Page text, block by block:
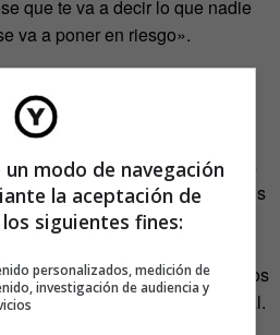
que te va a decir lo que nadie
va a poner en riesgo».
opuritanas
abrir un debate (se trata de
una pira) sobre determinadas
o sobre ciertas conductas. Estos
se las apañan para
contagiosa mezclados
individual y al destino universal.
modo de navegación
la aceptación de
siguientes fines:
personalizados, medición de
investigación de audiencia y